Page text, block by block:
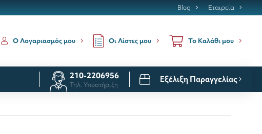
Blog Εταιρεία
Ο Λογαριασμός μου Οι Λίστες μου Το Καλάθι μου
210-2206956
Τηλ. Υποστήριξη
Εξέλιξη Παραγγελίας